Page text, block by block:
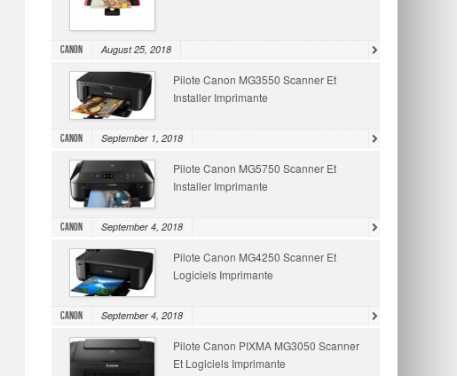
Canon August 25, 2018
Pilote Canon MG3550 Scanner Et
Installer Imprimante
Canon September 1, 2018
Pilote Canon MG5750 Scanner Et
Installer Imprimante
Canon September 4, 2018
Pilote Canon MG4250 Scanner Et
Logiciels Imprimante
Canon September 4, 2018
Pilote Canon PIXMA MG3050 Scanner
Et Logiciels Imprimante